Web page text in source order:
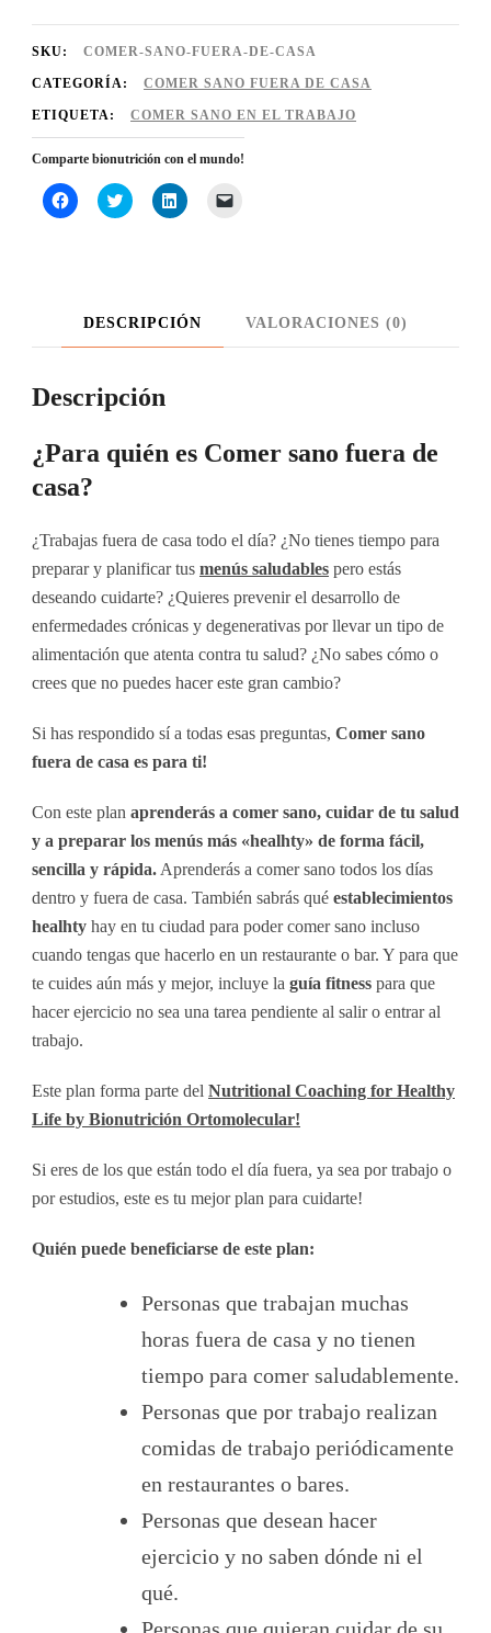
casa
cantidad
SKU: COMER-SANO-FUERA-DE-CASA
CATEGORÍA: COMER SANO FUERA DE CASA
ETIQUETA: COMER SANO EN EL TRABAJO
Comparte bionutrición con el mundo!
Haz
clic
una
nueva)
Haz
clic
una
nueva)
Haz
clic
en
una
nueva) amigo
DESCRIPCIÓN VALORACIONES (0)
Descripción
¿Para quién es Comer sano fuera de
casa?
¿Trabajas fuera de casa todo el día? ¿No tienes tiempo para
preparar y planificar tus menús saludables pero estás
deseando cuidarte? ¿Quieres prevenir el desarrollo de
enfermedades crónicas y degenerativas por llevar un tipo de
alimentación que atenta contra tu salud? ¿No sabes cómo o
crees que no puedes hacer este gran cambio?
Si has respondido sí a todas esas preguntas, Comer sano
fuera de casa es para ti!
Con este plan aprenderás a comer sano, cuidar de tu salud
y a preparar los menús más «healhty» de forma fácil,
sencilla y rápida. Aprenderás a comer sano todos los días
dentro y fuera de casa. También sabrás qué establecimientos
healhty hay en tu ciudad para poder comer sano incluso
cuando tengas que hacerlo en un restaurante o bar. Y para que
te cuides aún más y mejor, incluye la guía fitness para que
hacer ejercicio no sea una tarea pendiente al salir o entrar al
trabajo.
Este plan forma parte del Nutritional Coaching for Healthy
Life by Bionutrición Ortomolecular!
Si eres de los que están todo el día fuera, ya sea por trabajo o
por estudios, este es tu mejor plan para cuidarte!
Quién puede beneficiarse de este plan:
Personas que trabajan muchas
horas fuera de casa y no tienen
tiempo para comer saludablemente.
Personas que por trabajo realizan
comidas de trabajo periódicamente
en restaurantes o bares.
Personas que desean hacer
ejercicio y no saben dónde ni el
qué.